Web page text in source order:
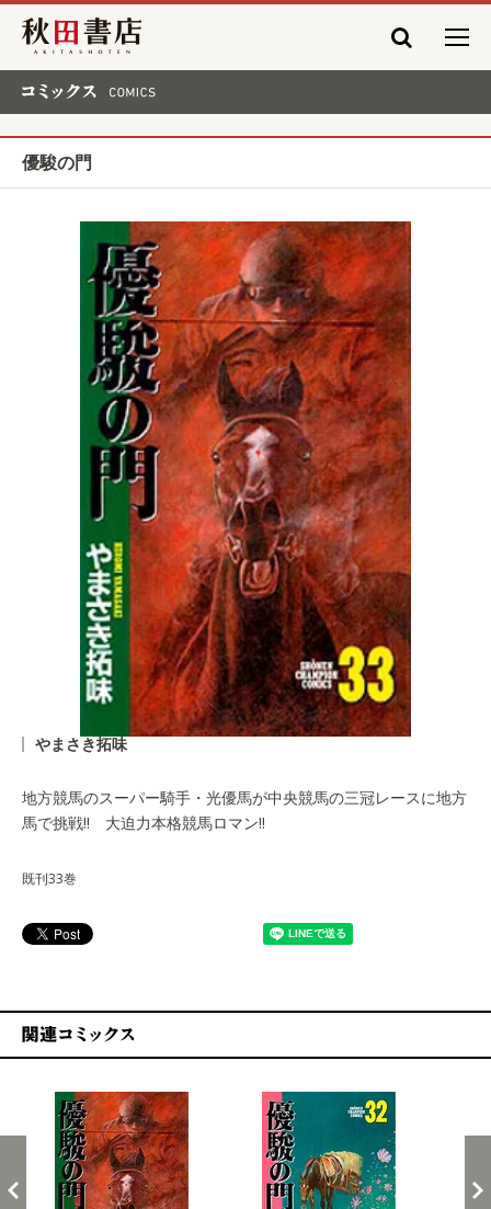
秋田書店
優駿の門
やまさき拓味
地方競馬のスーパー騎手・光優馬が中央競馬の三冠レースに地方
馬で挑戦!! 大迫力本格競馬ロマン!!
既刊33巻